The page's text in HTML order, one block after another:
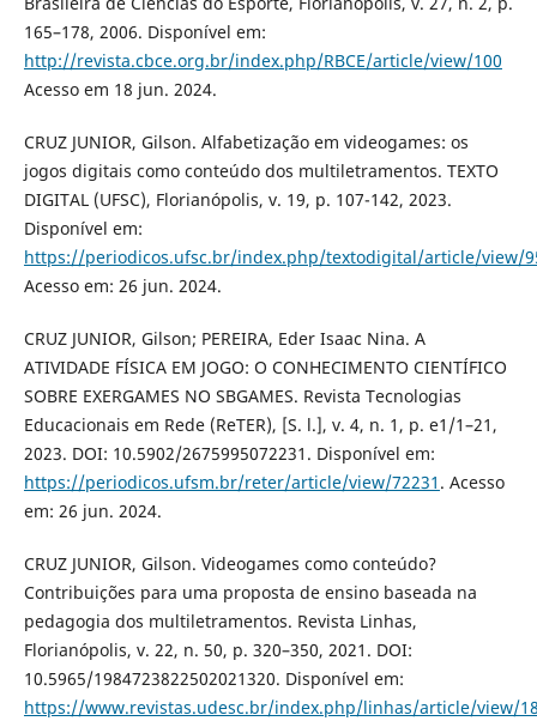
165–178, 2006. Disponível em:
http://revista.cbce.org.br/index.php/RBCE/article/view/100
Acesso em 18 jun. 2024.
CRUZ JUNIOR, Gilson. Alfabetização em videogames: os
jogos digitais como conteúdo dos multiletramentos. TEXTO
DIGITAL (UFSC), Florianópolis, v. 19, p. 107-142, 2023.
Disponível em:
https://periodicos.ufsc.br/index.php/textodigital/article/view/
Acesso em: 26 jun. 2024.
CRUZ JUNIOR, Gilson; PEREIRA, Eder Isaac Nina. A
ATIVIDADE FÍSICA EM JOGO: O CONHECIMENTO CIENTÍFICO
SOBRE EXERGAMES NO SBGAMES. Revista Tecnologias
Educacionais em Rede (ReTER), [S. l.], v. 4, n. 1, p. e1/1–21,
2023. DOI: 10.5902/2675995072231. Disponível em:
https://periodicos.ufsm.br/reter/article/view/72231 . Acesso
em: 26 jun. 2024.
CRUZ JUNIOR, Gilson. Videogames como conteúdo?
Contribuições para uma proposta de ensino baseada na
pedagogia dos multiletramentos. Revista Linhas,
Florianópolis, v. 22, n. 50, p. 320–350, 2021. DOI:
10.5965/1984723822502021320. Disponível em:
https://www.revistas.udesc.br/index.php/linhas/article/view/